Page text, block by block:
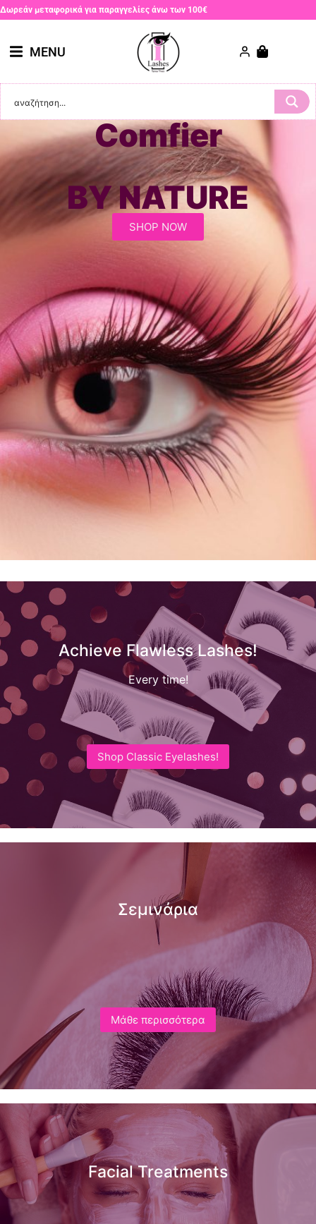
Δωρεάν μεταφορικά για παραγγελίες άνω των 100€
MENU
Comfier
BY NATURE
SHOP NOW
Achieve Flawless Lashes!
Every time!
Shop Classic Eyelashes!
Σεμινάρια
Μάθε περισσότερα
Facial Treatments